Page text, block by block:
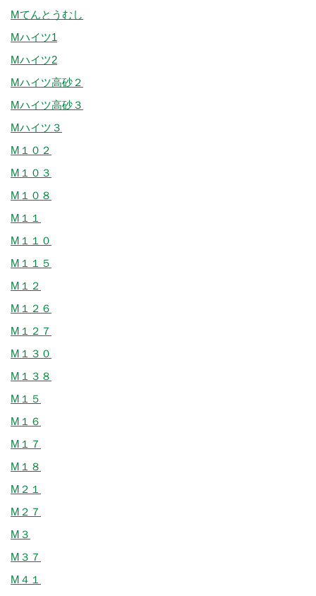
Mてんとうむし
Mハイツ1
Mハイツ2
Mハイツ高砂２
Mハイツ高砂３
Mハイツ３
M１０２
M１０３
M１０８
M１１
M１１０
M１１５
M１２
M１２６
M１２７
M１３０
M１３８
M１５
M１６
M１７
M１８
M２１
M２７
M３
M３７
M４１